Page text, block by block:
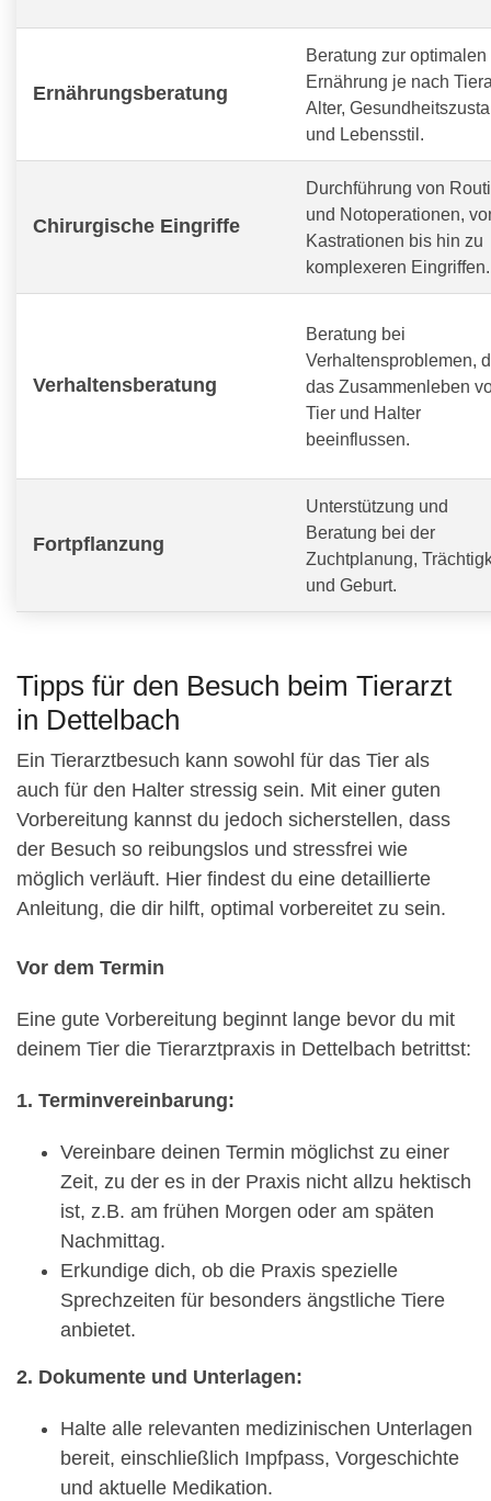
Ernährungsberatung
Beratung zur optimalen
Ernährung je nach
Alter,
und Lebensstil.
Chirurgische Eingriffe
Durchführung von
und Notoperationen,
Kastrationen bis hin zu
komplexeren Eingriffen.
Verhaltensberatung
Beratung bei
Verhaltensproblemen,
das Zusammenleben
Tier und Halter
beeinflussen.
Fortpflanzung
Unterstützung und
Beratung bei der
Zuchtplanung,
und Geburt.
Tipps für den Besuch beim Tierarzt
in Dettelbach
Ein Tierarztbesuch kann sowohl für das Tier als
auch für den Halter stressig sein. Mit einer guten
Vorbereitung kannst du jedoch sicherstellen, dass
der Besuch so reibungslos und stressfrei wie
möglich verläuft. Hier findest du eine detaillierte
Anleitung, die dir hilft, optimal vorbereitet zu sein.
Vor dem Termin
Eine gute Vorbereitung beginnt lange bevor du mit
deinem Tier die Tierarztpraxis in Dettelbach betrittst:
1. Terminvereinbarung:
Vereinbare deinen Termin möglichst zu einer
Zeit, zu der es in der Praxis nicht allzu hektisch
ist, z.B. am frühen Morgen oder am späten
Nachmittag.
Erkundige dich, ob die Praxis spezielle
Sprechzeiten für besonders ängstliche Tiere
anbietet.
2. Dokumente und Unterlagen:
Halte alle relevanten medizinischen Unterlagen
bereit, einschließlich Impfpass, Vorgeschichte
und aktuelle Medikation.